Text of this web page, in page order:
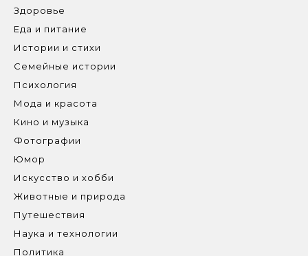
Здоровье
Еда и питание
Истории и стихи
Семейные истории
Психология
Мода и красота
Кино и музыка
Фотографии
Юмор
Искусство и хобби
Животные и природа
Путешествия
Наука и технологии
Политика